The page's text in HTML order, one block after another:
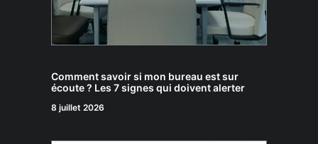
Comment savoir si mon bureau est sur
écoute ? Les 7 signes qui doivent alerter
8 juillet 2026